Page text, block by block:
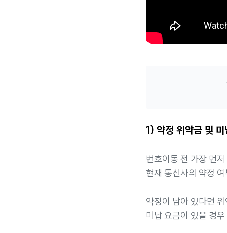
1) 약정 위약금 및
번호이동 전 가장 먼
현재 통신사의 약정
약정이 남아 있다면
미납 요금이 있을 경